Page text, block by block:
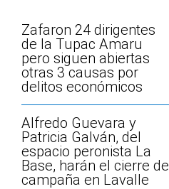
Zafaron 24 dirigentes
de la Tupac Amaru
pero siguen abiertas
otras 3 causas por
delitos económicos
Alfredo Guevara y
Patricia Galván, del
espacio peronista La
Base, harán el cierre de
campaña en Lavalle